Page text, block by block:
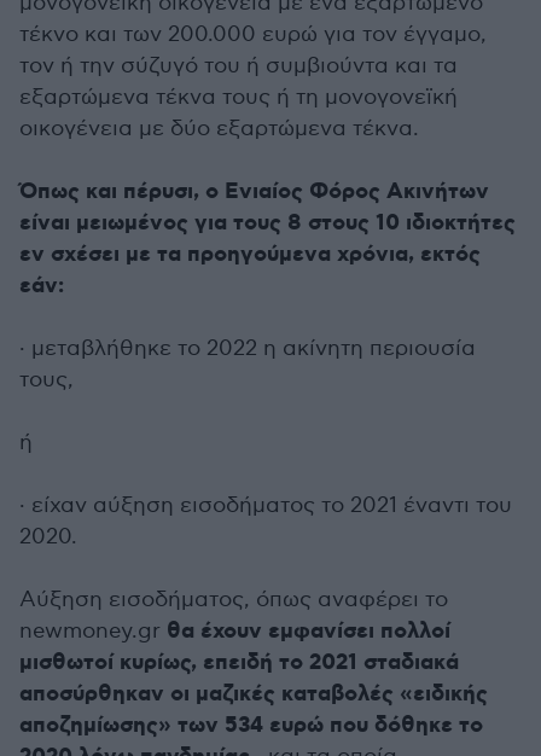
τέκνο και των 200.000 ευρώ για τον έγγαμο,
τον ή την σύζυγό του ή συμβιούντα και τα
εξαρτώμενα τέκνα τους ή τη μονογονεϊκή
οικογένεια με δύο εξαρτώμενα τέκνα.
Όπως και πέρυσι, ο Ενιαίος Φόρος Ακινήτων
είναι μειωμένος για τους 8 στους 10 ιδιοκτήτες
εν σχέσει με τα προηγούμενα χρόνια, εκτός
εάν:
· μεταβλήθηκε το 2022 η ακίνητη περιουσία
τους,
ή
· είχαν αύξηση εισοδήματος το 2021 έναντι του
2020.
Αύξηση εισοδήματος, όπως αναφέρει το
newmoney.gr θα έχουν εμφανίσει πολλοί
μισθωτοί κυρίως, επειδή το 2021 σταδιακά
αποσύρθηκαν οι μαζικές καταβολές «ειδικής
αποζημίωσης» των 534 ευρώ που δόθηκε το